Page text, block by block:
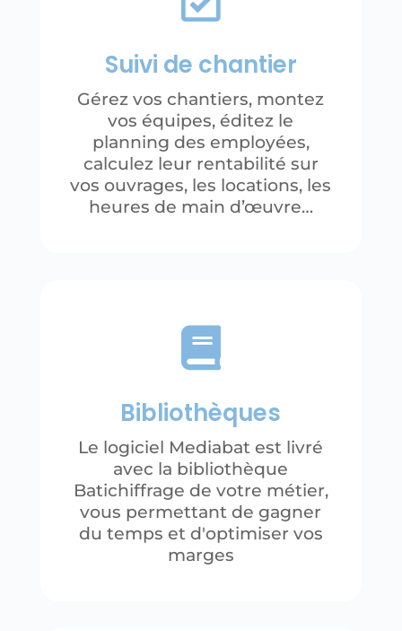
Suivi de chantier
Gérez vos chantiers, montez
vos équipes, éditez le
planning des employées,
calculez leur rentabilité sur
vos ouvrages, les locations, les
heures de main d’œuvre…

Bibliothèques
Le logiciel Mediabat est livré
avec la bibliothèque
Batichiffrage de votre métier,
vous permettant de gagner
du temps et d'optimiser vos
marges